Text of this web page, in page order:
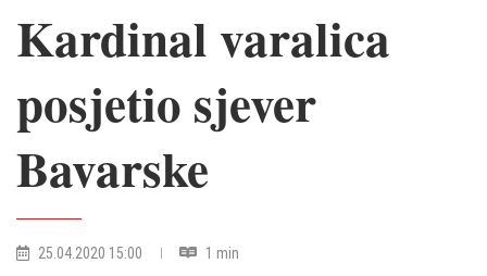
Kardinal varalica
posjetio sjever
Bavarske
25.04.2020 15:00 1 min